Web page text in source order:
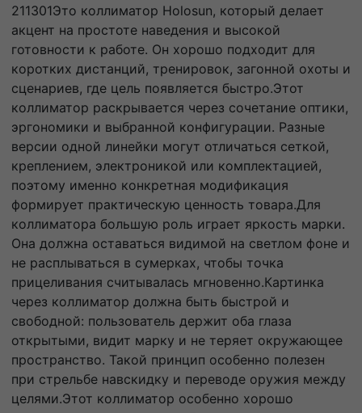
211301Это коллиматор Holosun, который делает
акцент на простоте наведения и высокой
готовности к работе. Он хорошо подходит для
коротких дистанций, тренировок, загонной охоты и
сценариев, где цель появляется быстро.Этот
коллиматор раскрывается через сочетание оптики,
эргономики и выбранной конфигурации. Разные
версии одной линейки могут отличаться сеткой,
креплением, электроникой или комплектацией,
поэтому именно конкретная модификация
формирует практическую ценность товара.Для
коллиматора большую роль играет яркость марки.
Она должна оставаться видимой на светлом фоне и
не расплываться в сумерках, чтобы точка
прицеливания считывалась мгновенно.Картинка
через коллиматор должна быть быстрой и
свободной: пользователь держит оба глаза
открытыми, видит марку и не теряет окружающее
пространство. Такой принцип особенно полезен
при стрельбе навскидку и переводе оружия между
целями.Этот коллиматор особенно хорошо